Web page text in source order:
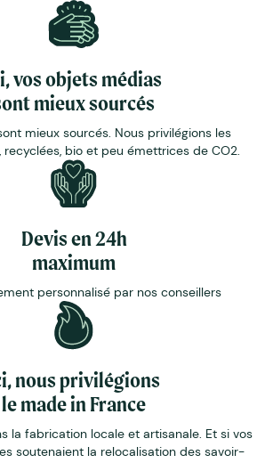
vos objets médias
mieux sourcés
mieux sourcés. Nous privilégions les
recyclées, bio et peu émettrices de CO2.
Devis en 24h
maximum
personnalisé par nos conseillers
nous privilégions
le made in France
la fabrication locale et artisanale. Et si vos
soutenaient la relocalisation des savoir-